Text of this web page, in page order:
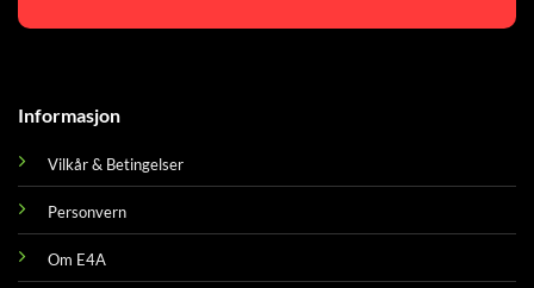
Informasjon
Vilkår & Betingelser
Personvern
Om E4A